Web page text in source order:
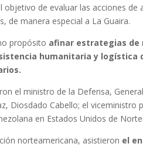
objetivo de evaluar las acciones
de manera especial a La Guaira.
propósito afinar estrategias de
humanitaria y
el ministro de la Defensa,
Diosdado Cabello; el
en Estados Unidos de
norteamericana, asistieron el